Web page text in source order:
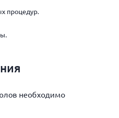
процедур.
необходимо